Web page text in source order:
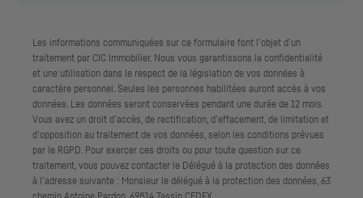
Les informations communiquées sur ce formulaire font l’objet d’un
traitement par CIC Immobilier. Nous vous garantissons la confidentialité
et une utilisation dans le respect de la législation de vos données à
caractère personnel. Seules les personnes habilitées auront accès à vos
données. Les données seront conservées pendant une durée de 12 mois.
Vous avez un droit d’accès, de rectification, d’effacement, de limitation et
d’opposition au traitement de vos données, selon les conditions prévues
par le RGPD. Pour exercer ces droits ou pour toute question sur ce
traitement, vous pouvez contacter le Délégué à la protection des données
à l’adresse suivante : Monsieur le délégué à la protection des données, 63